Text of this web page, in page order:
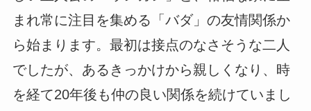
まれ常に注目を集める「バダ」の友情関係か
ら始まります。最初は接点のなさそうな二人
でしたが、あるきっかけから親しくなり、時
を経て20年後も仲の良い関係を続けていまし